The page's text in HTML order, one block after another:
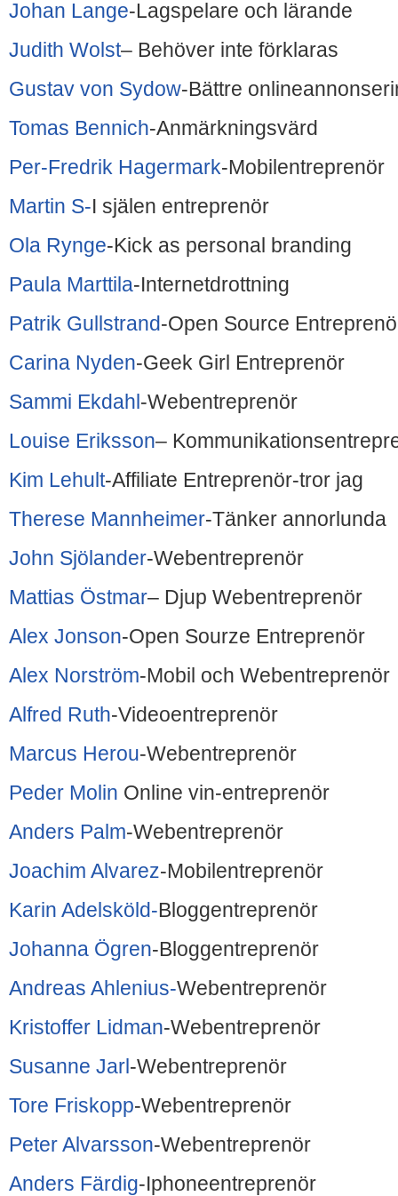
Johan Lange-Lagspelare och lärande
Judith Wolst– Behöver inte förklaras
Gustav von Sydow-Bättre
Tomas Bennich-Anmärkningsvärd
Per-Fredrik Hagermark-Mobilentreprenör
Martin S-I själen entreprenör
Ola Rynge-Kick as personal branding
Paula Marttila-Internetdrottning
Patrik Gullstrand-Open Source
Carina Nyden-Geek Girl Entreprenör
Sammi Ekdahl-Webentreprenör
Louise Eriksson–
Kim Lehult-Affiliate Entreprenör-tror jag
Therese Mannheimer-Tänker annorlunda
John Sjölander-Webentreprenör
Mattias Östmar– Djup Webentreprenör
Alex Jonson-Open Sourze Entreprenör
Alex Norström-Mobil och Webentreprenör
Alfred Ruth-Videoentreprenör
Marcus Herou-Webentreprenör
Peder Molin Online vin-entreprenör
Anders Palm-Webentreprenör
Joachim Alvarez-Mobilentreprenör
Karin Adelsköld-Bloggentreprenör
Johanna Ögren-Bloggentreprenör
Andreas Ahlenius-Webentreprenör
Kristoffer Lidman-Webentreprenör
Susanne Jarl-Webentreprenör
Tore Friskopp-Webentreprenör
Peter Alvarsson-Webentreprenör
Anders Färdig-Iphoneentreprenör